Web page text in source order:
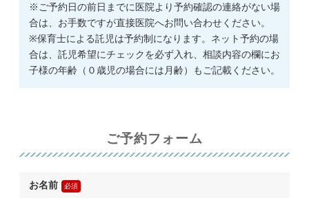
※ご予約日の前日までに医院より予約確認の連絡がない場
合は、お手数ですが直接医院へお問い合わせください。
※保育士による託児は予約制になります。ネット予約の場
合は、託児希望にチェックを必ず入れ、相談内容の欄にお
子様の年齢（０歳児の場合には月齢）もご記載ください。
ご予約フォーム
お名前